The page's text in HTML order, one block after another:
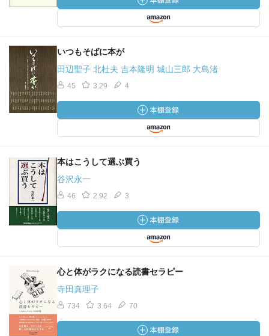
いつもそばに本が
田辺聖子 北杜夫 吉本隆明 城山三郎 大島渚
45 3.29 4
本はこうして選ぶ買う
谷沢永一
46 2.92 3
心と体がラクになる読書セラピー
寺田真理子
734 3.64 70